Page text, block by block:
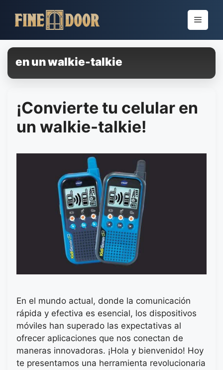
para
conteúdo
Menu
en un walkie-talkie
¡Convierte tu celular en
un walkie-talkie!
En el mundo actual, donde la comunicación
rápida y efectiva es esencial, los dispositivos
móviles han superado las expectativas al
ofrecer aplicaciones que nos conectan de
maneras innovadoras. ¡Hola y bienvenido! Hoy
te presentamos una herramienta revolucionaria